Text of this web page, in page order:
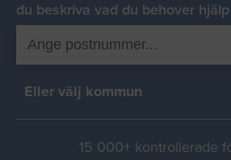
du beskriva vad du behover
Eller välj kommun
15 000+ kontrollerade